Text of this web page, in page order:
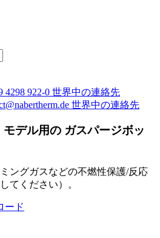
4298 922-0 世界中の連絡先
世界中の連絡先
モデル用の ガスパージボッ
ングガスなどの不燃性保護/反応
てください）。
ード